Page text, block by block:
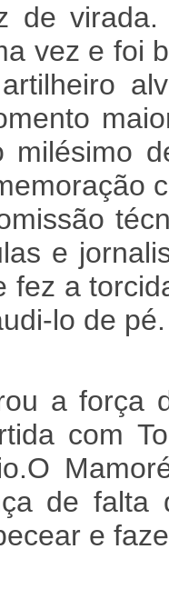
de
vez e foi
milésimo
e
fez a
lo de pé.
a força
com
O
de falta
e